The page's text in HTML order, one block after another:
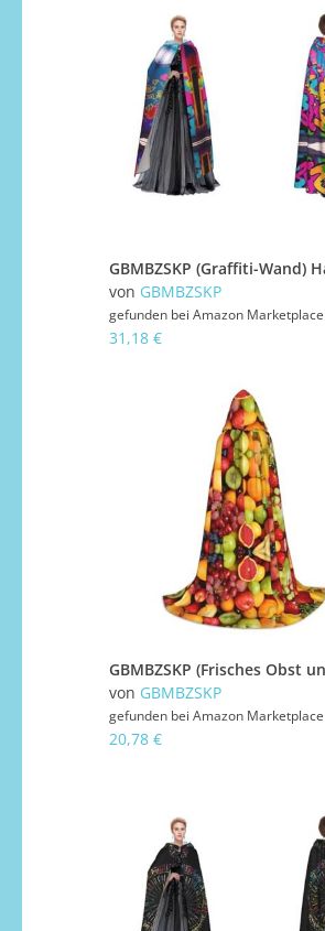
von GBMBZSKP
gefunden bei Amazon Marketplace
31,18 €
von GBMBZSKP
gefunden bei Amazon Marketplace
20,78 €